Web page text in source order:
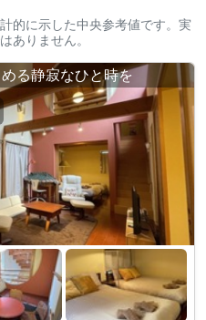
的に示した中央参考値です。実
ありません。
る静寂なひと時を